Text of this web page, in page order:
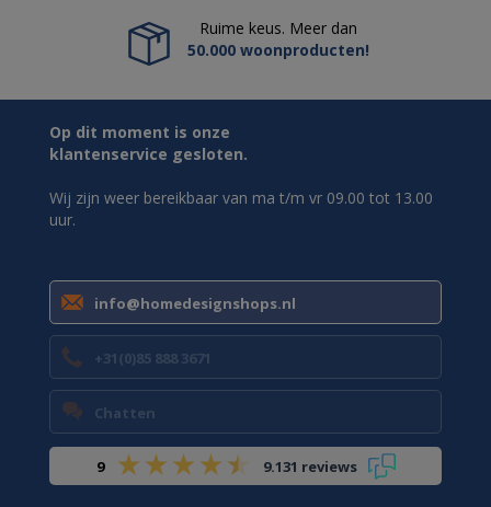
Ruime keus. Meer dan
50.000 woonproducten!
Op dit moment is onze
klantenservice gesloten.
Wij zijn weer bereikbaar van ma t/m vr 09.00 tot 13.00
uur.
info@homedesignshops.nl
+31(0)85 888 3671
Chatten
9 9.131 reviews